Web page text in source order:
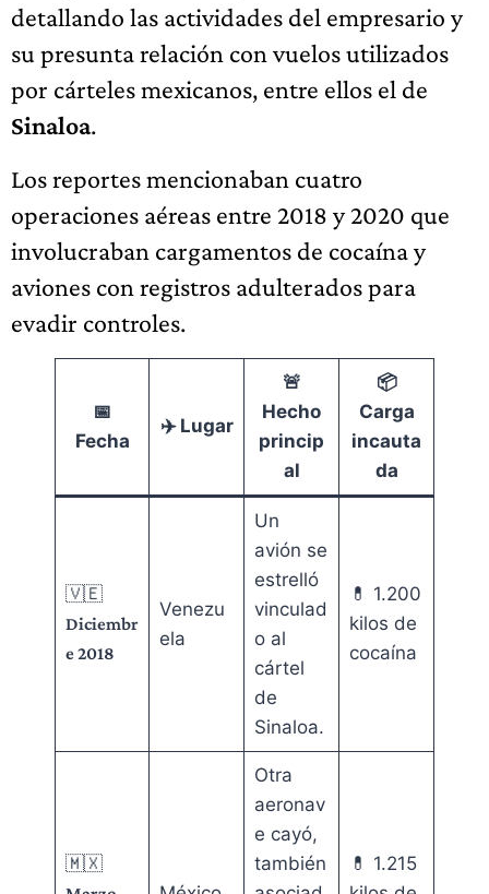
detallando las actividades del empresario y
su presunta relación con vuelos utilizados
por cárteles mexicanos, entre ellos el de
Sinaloa.
Los reportes mencionaban cuatro
operaciones aéreas entre 2018 y 2020 que
involucraban cargamentos de cocaína y
aviones con registros adulterados para
evadir controles.
📅
Fecha
✈️ Lugar
🚨
Hecho
princip
al
📦
Carga
incauta
da
🇻🇪
Diciembr
e 2018
Venezu
ela
Un
avión se
estrelló
vinculad
o al
cártel
de
Sinaloa.
💊 1.200
kilos de
cocaína
🇲🇽
Otra
aeronav
e cayó,
también
💊 1.215